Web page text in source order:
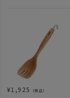
¥1,925 （税込）